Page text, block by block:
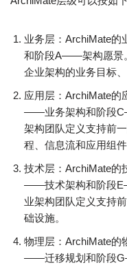
业务层：ArchiMate的
和阶段A——架构愿景
企业架构的业务目标、
应用层：ArchiMate的
——业务架构和阶段
架构团队定义支持前
程、信息流和应用组件
技术层：ArchiMate的
——技术架构和阶段
业架构团队定义支持
础设施。
物理层：ArchiMate的
——迁移规划和阶段